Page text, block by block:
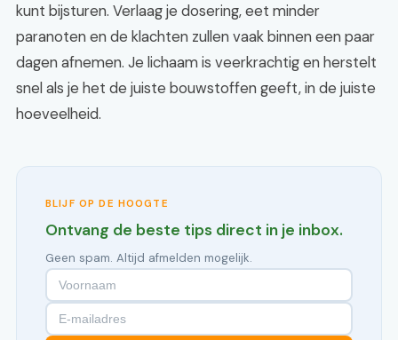
kunt bijsturen. Verlaag je dosering, eet minder
paranoten en de klachten zullen vaak binnen een paar
dagen afnemen. Je lichaam is veerkrachtig en herstelt
snel als je het de juiste bouwstoffen geeft, in de juiste
hoeveelheid.
BLIJF OP DE HOOGTE
Ontvang de beste tips direct in je inbox.
Geen spam. Altijd afmelden mogelijk.